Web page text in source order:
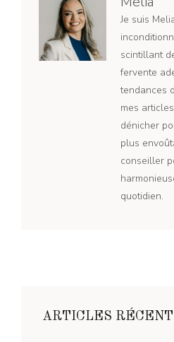
Je suis
scintillant
fervente
tendances
mes
dénicher
plus
conseiller
quotidien.
ARTICLES